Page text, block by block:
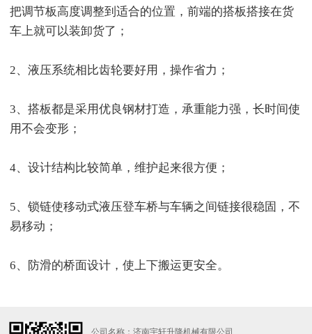
把调节板高度调整到适合的位置，前端的搭板搭接在货
车上就可以装卸货了；
2、液压系统相比齿轮要好用，操作省力；
3、搭板都是采用优良钢材打造，承重能力强，长时间使
用不会变形；
4、设计结构比较简单，维护起来很方便；
5、锁链使移动式液压登车桥与车辆之间链接很稳固，不
易移动；
6、防滑的桥面设计，使上下搬运更安全。
公司名称：济南宇轩升降机械有限公司